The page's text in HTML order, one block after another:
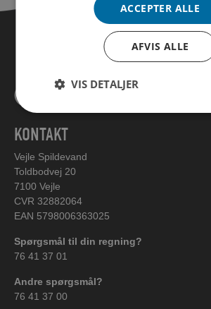
KONTAKT
Vejle Spildevand
Toldbodvej 20
7100 Vejle
CVR 32882064
EAN 5798006363025
Spørgsmål til din regning?
76 41 37 01
Andre spørgsmål?
76 41 37 00
ACCEPTER ALLE
AFVIS ALLE
VIS DETALJER